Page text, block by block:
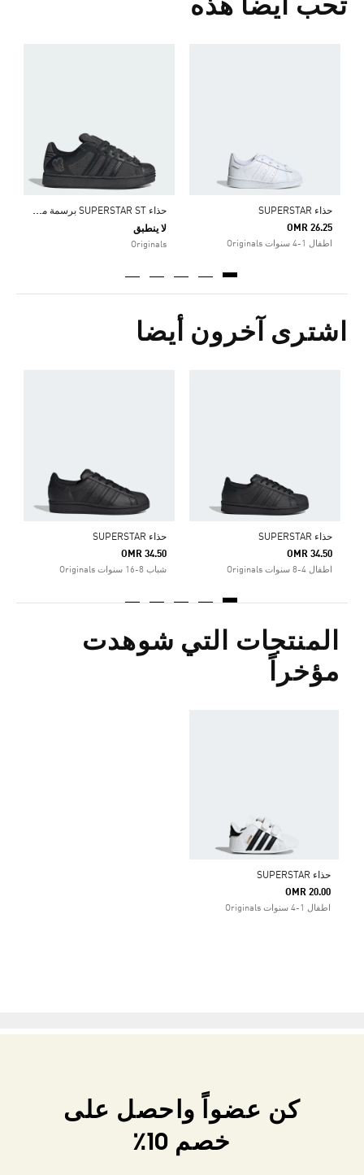
تحب أيضا هذه
حذاء SUPERSTAR
OMR 26.25
اطفال 1-4 سنوات Originals
ح
ذاء SUPERSTAR ST برسمة ميكي ماوس من أديداس وديزني
لا ينطبق
Originals
اشترى آخرون أيضا
حذاء SUPERSTAR
OMR 34.50
اطفال 4-8 سنوات Originals
حذاء SUPERSTAR
OMR 34.50
شباب 8-16 سنوات Originals
المنتجات التي شوهدت
مؤخراً
حذاء SUPERSTAR
OMR 20.00
اطفال 1-4 سنوات Originals
كن عضواً واحصل على
خصم 10٪